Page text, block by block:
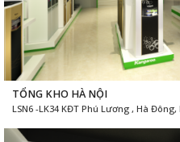
TỔNG KHO HÀ NỘI
LSN6 -LK34 KĐT Phú Lương , Hà Đông,